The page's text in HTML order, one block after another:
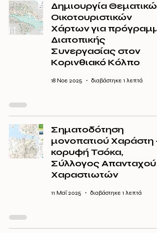
Δημιουργία Θεματικών
Οικοτουριστικών
Χάρτων για
Διατοπικής
Συνεργασίας στον
Κορινθιακό Κόλπο
18 Νοε 2025 διαβάστηκε 1 λεπτά
Σηματοδότηση
μονοπατιού Χαράστη -
κορυφή Τσόκα,
Σύλλογος Απανταχού
Χαραστιωτών
11 Μαΐ 2025 διαβάστηκε 1 λεπτά